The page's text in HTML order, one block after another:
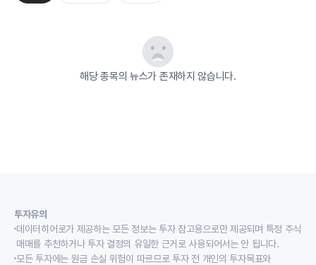
해당 종목의 뉴스가 존재하지 않습니다.
투자유의
데이터히어로가 제공하는 모든 정보는 투자 참고용으로만 제공되며 특정 주식
매매를 추천하거나 투자 결정의 유일한 근거로 사용되어서는 안 됩니다.
모든 투자에는 원금 손실 위험이 따르므로 투자 전 개인의 투자목표와